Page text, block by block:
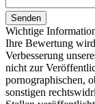
Senden
Wichtige
Ihre Bewertung
Verbesserung
nicht zur
pornographischen,
sonstigen